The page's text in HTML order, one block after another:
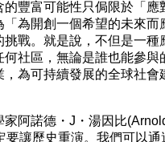
豐富可能性只侷限於「應
為開創一個希望的未來而
戰。就是說，不但是一種
社區，無論是誰也能參與
，為可持續發展的全球社會
阿諾德・J・湯因比
讓歷史重演。我們可以通